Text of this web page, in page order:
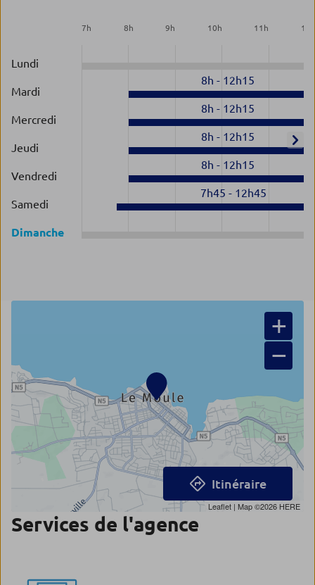
7h 8h 9h 10h 11 h 12
Lundi
Mardi
8h - 12h15
Mercredi
8h - 12h15
Jeudi
8h - 12h15
Vendredi
8h - 12h15
Samedi
7h45 - 12h45
Dimanche
+
−
Leaflet | Map ©2026 HERE
Itinéraire
Services de l'agence